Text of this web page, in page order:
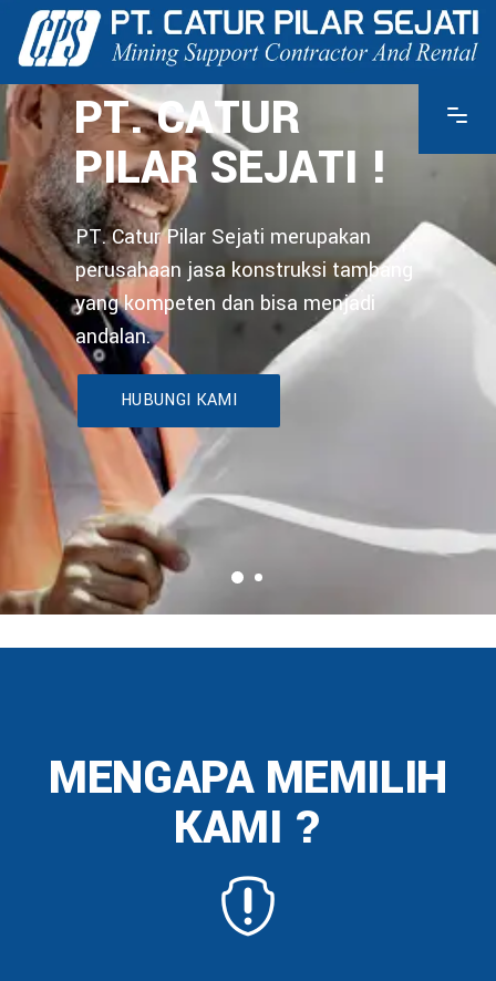
PT. CATUR
PILAR SEJATI !
PT. Catur Pilar Sejati merupakan
perusahaan jasa konstruksi tambang
yang kompeten dan bisa menjadi
andalan.
HUBUNGI KAMI
MENGAPA MEMILIH
KAMI ?